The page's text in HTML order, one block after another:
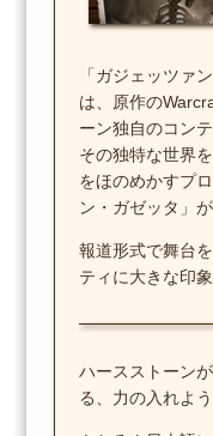
「ガジェッツァ
は、原作の
ーン独自のコンテ
その独特な世界
をほのめかすプ
ン・ガゼッタ」
報道形式で舞台
ティに大きな印
ハースストーン
る、力の入れよう